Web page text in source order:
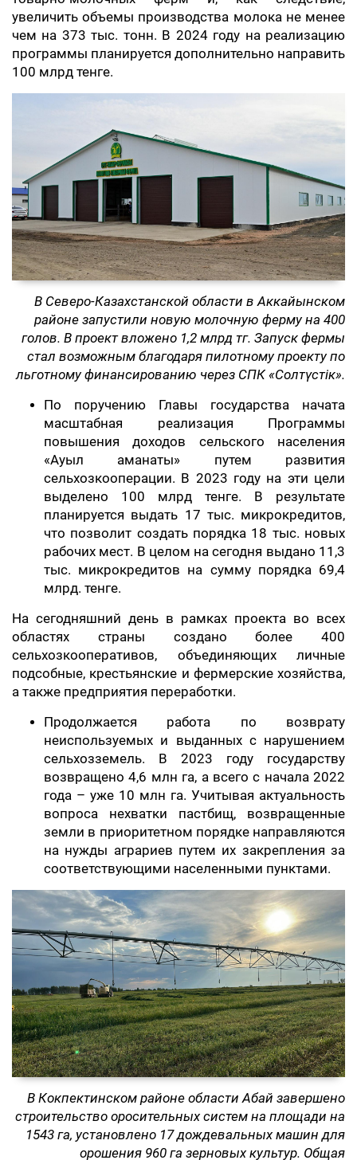
увеличить объемы производства молока не менее
чем на 373 тыс. тонн. В 2024 году на реализацию
программы планируется дополнительно направить
100 млрд тенге.
В Северо-Казахстанской области в Аккайынском
районе запустили новую молочную ферму на 400
голов. В проект вложено 1,2 млрд тг. Запуск фермы
стал возможным благодаря пилотному проекту по
льготному финансированию через СПК «Солтүстік».
По поручению Главы государства начата
масштабная реализация Программы
повышения доходов сельского населения
«Ауыл аманаты» путем развития
сельхозкооперации. В 2023 году на эти цели
выделено 100 млрд тенге. В результате
планируется выдать 17 тыс. микрокредитов,
что позволит создать порядка 18 тыс. новых
рабочих мест. В целом на сегодня выдано 11,3
тыс. микрокредитов на сумму порядка 69,4
млрд. тенге.
На сегодняшний день в рамках проекта во всех
областях страны создано более 400
сельхозкооперативов, объединяющих личные
подсобные, крестьянские и фермерские хозяйства,
а также предприятия переработки.
Продолжается работа по возврату
неиспользуемых и выданных с нарушением
сельхозземель. В 2023 году государству
возвращено 4,6 млн га, а всего с начала 2022
года – уже 10 млн га. Учитывая актуальность
вопроса нехватки пастбищ, возвращенные
земли в приоритетном порядке направляются
на нужды аграриев путем их закрепления за
соответствующими населенными пунктами.
В Кокпектинском районе области Абай завершено
строительство оросительных систем на площади на
1543 га, установлено 17 дождевальных машин для
орошения 960 га зерновых культур. Общая